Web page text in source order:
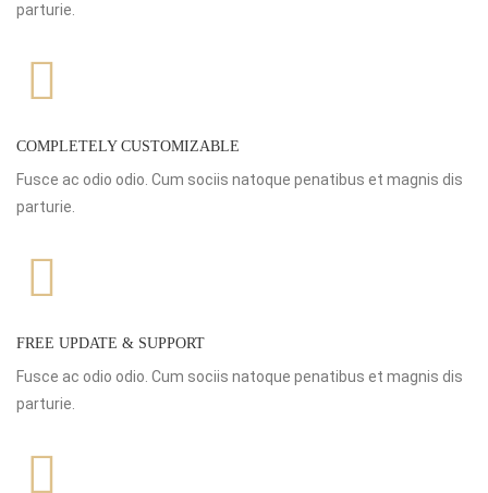
parturie.
COMPLETELY CUSTOMIZABLE
Fusce ac odio odio. Cum sociis natoque penatibus et magnis dis
parturie.
FREE UPDATE & SUPPORT
Fusce ac odio odio. Cum sociis natoque penatibus et magnis dis
parturie.